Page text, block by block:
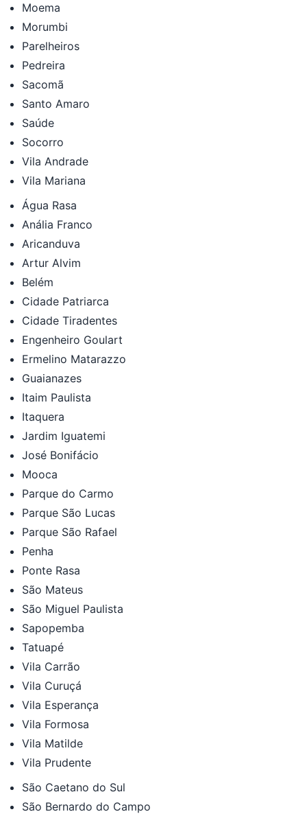
Moema
Morumbi
Parelheiros
Pedreira
Sacomã
Santo Amaro
Saúde
Socorro
Vila Andrade
Vila Mariana
Água Rasa
Anália Franco
Aricanduva
Artur Alvim
Belém
Cidade Patriarca
Cidade Tiradentes
Engenheiro Goulart
Ermelino Matarazzo
Guaianazes
Itaim Paulista
Itaquera
Jardim Iguatemi
José Bonifácio
Mooca
Parque do Carmo
Parque São Lucas
Parque São Rafael
Penha
Ponte Rasa
São Mateus
São Miguel Paulista
Sapopemba
Tatuapé
Vila Carrão
Vila Curuçá
Vila Esperança
Vila Formosa
Vila Matilde
Vila Prudente
São Caetano do Sul
São Bernardo do Campo